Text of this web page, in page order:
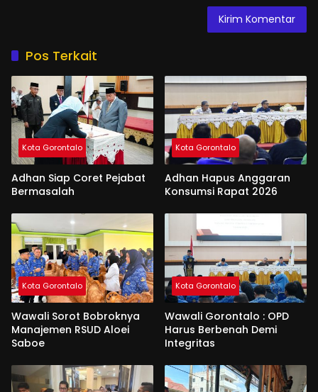
Pos Terkait
Kota Gorontalo
Adhan Siap Coret Pejabat
Bermasalah
Kota Gorontalo
Adhan Hapus Anggaran
Konsumsi Rapat 2026
Kota Gorontalo
Wawali Sorot Bobroknya
Manajemen RSUD Aloei
Saboe
Kota Gorontalo
Wawali Gorontalo : OPD
Harus Berbenah Demi
Integritas